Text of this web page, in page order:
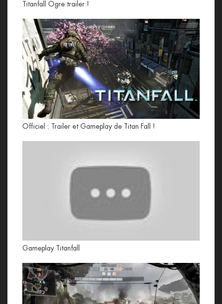
Titanfall Ogre trailer !
Officiel : Trailer et Gameplay de Titan Fall !
Gameplay Titanfall